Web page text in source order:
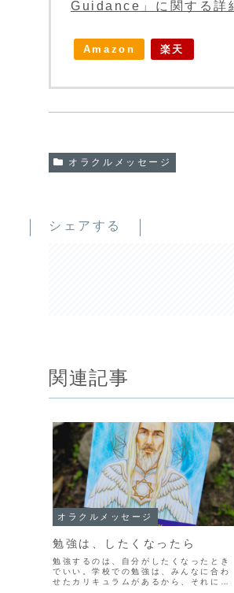
Guidance」に関する詳
Amazon 楽天
オラクルメッセージ
シェアする
関連記事
オラクルメッセージ
勉強は、したくなったら
勉強するのは、自分がしたくなったとき
でいい。学校での勉強は、みんなに合わ
せたカリキュラムがあるから、それに従